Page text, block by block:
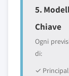
5.
Chiave
Ogni
di:
✓